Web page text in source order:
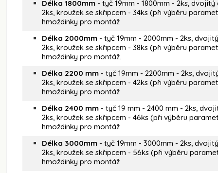
Délka 1800mm - tyč 19mm - 1800mm - 2ks,
2ks, kroužek se skřipcem - 34ks (při výběru
hmoždinky pro montáž
Délka 2000mm - tyč 19mm - 2000mm - 2ks,
2ks, kroužek se skřipcem - 38ks (při výběru
hmoždinky pro montáž.
Délka 2200 mm - tyč 19mm - 2200mm - 2ks,
2ks, kroužek se skřipcem - 42ks (při výběru
hmoždinky pro montáž
Délka 2400 mm - tyč 19 mm - 2400 mm - 2ks,
2ks, kroužek se skřipcem - 46ks (při výběru
hmoždinky pro montáž
Délka 3000mm - tyč 19mm - 3000mm - 2ks,
2ks, kroužek se skřipcem - 56ks (při výběru
hmoždinky pro montáž